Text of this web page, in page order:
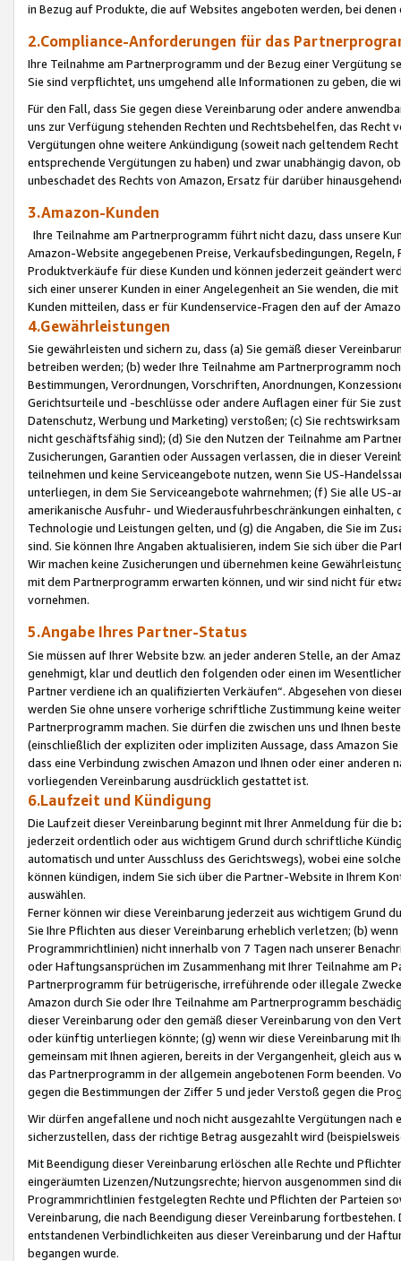
in Bezug auf Produkte, die auf Websites angeboten werden, bei
2.Compliance-Anforderungen für das
Ihre Teilnahme am Partnerprogramm und der Bezug einer Vergütung
Sie sind verpflichtet, uns umgehend alle Informationen zu geben, die
Für den Fall, dass Sie gegen diese Vereinbarung oder andere
uns zur Verfügung stehenden Rechten und Rechtsbehelfen, das
Vergütungen ohne weitere Ankündigung (soweit nach geltendem
entsprechende Vergütungen zu haben) und zwar unabhängig davon,
unbeschadet des Rechts von Amazon, Ersatz für darüber
3.Amazon-Kunden
Ihre Teilnahme am Partnerprogramm führt nicht dazu, dass unsere
Amazon-Website angegebenen Preise, Verkaufsbedingungen,
Produktverkäufe für diese Kunden und können jederzeit geändert
sich einer unserer Kunden in einer Angelegenheit an Sie wenden, die
Kunden mitteilen, dass er für Kundenservice-Fragen den auf der
4.Gewährleistungen
Sie gewährleisten und sichern zu, dass (a) Sie gemäß dieser
betreiben werden; (b) weder Ihre Teilnahme am Partnerprogramm
Bestimmungen, Verordnungen, Vorschriften, Anordnungen,
Gerichtsurteile und -beschlüsse oder andere Auflagen einer für Sie
Datenschutz, Werbung und Marketing) verstoßen; (c) Sie
nicht geschäftsfähig sind); (d) Sie den Nutzen der Teilnahme am
Zusicherungen, Garantien oder Aussagen verlassen, die in dieser
teilnehmen und keine Serviceangebote nutzen, wenn Sie US-
unterliegen, in dem Sie Serviceangebote wahrnehmen; (f) Sie alle
amerikanische Ausfuhr- und Wiederausfuhrbeschränkungen
Technologie und Leistungen gelten, und (g) die Angaben, die Sie im
sind. Sie können Ihre Angaben aktualisieren, indem Sie sich über die
Wir machen keine Zusicherungen und übernehmen keine
mit dem Partnerprogramm erwarten können, und wir sind nicht für
vornehmen.
5.Angabe Ihres Partner-Status
Sie müssen auf Ihrer Website bzw. an jeder anderen Stelle, an der
genehmigt, klar und deutlich den folgenden oder einen im
Partner verdiene ich an qualifizierten Verkäufen“. Abgesehen von
werden Sie ohne unsere vorherige schriftliche Zustimmung keine
Partnerprogramm machen. Sie dürfen die zwischen uns und Ihnen
(einschließlich der expliziten oder impliziten Aussage, dass Amazon
dass eine Verbindung zwischen Amazon und Ihnen oder einer
vorliegenden Vereinbarung ausdrücklich gestattet ist.
6.Laufzeit und Kündigung
Die Laufzeit dieser Vereinbarung beginnt mit Ihrer Anmeldung für die
jederzeit ordentlich oder aus wichtigem Grund durch schriftliche
automatisch und unter Ausschluss des Gerichtswegs), wobei eine
können kündigen, indem Sie sich über die Partner-Website in Ihrem
auswählen.
Ferner können wir diese Vereinbarung jederzeit aus wichtigem Grund
Sie Ihre Pflichten aus dieser Vereinbarung erheblich verletzen; (b)
Programmrichtlinien) nicht innerhalb von 7 Tagen nach unserer
oder Haftungsansprüchen im Zusammenhang mit Ihrer Teilnahme am
Partnerprogramm für betrügerische, irreführende oder illegale
Amazon durch Sie oder Ihre Teilnahme am Partnerprogramm
dieser Vereinbarung oder den gemäß dieser Vereinbarung von den
oder künftig unterliegen könnte; (g) wenn wir diese Vereinbarung mit
gemeinsam mit Ihnen agieren, bereits in der Vergangenheit, gleich
das Partnerprogramm in der allgemein angebotenen Form beenden.
gegen die Bestimmungen der Ziffer 5 und jeder Verstoß gegen die
Wir dürfen angefallene und noch nicht ausgezahlte Vergütungen
sicherzustellen, dass der richtige Betrag ausgezahlt wird
Mit Beendigung dieser Vereinbarung erlöschen alle Rechte und
eingeräumten Lizenzen/Nutzungsrechte; hiervon ausgenommen sind
Programmrichtlinien festgelegten Rechte und Pflichten der Parteien
Vereinbarung, die nach Beendigung dieser Vereinbarung
entstandenen Verbindlichkeiten aus dieser Vereinbarung und der
begangen wurde.